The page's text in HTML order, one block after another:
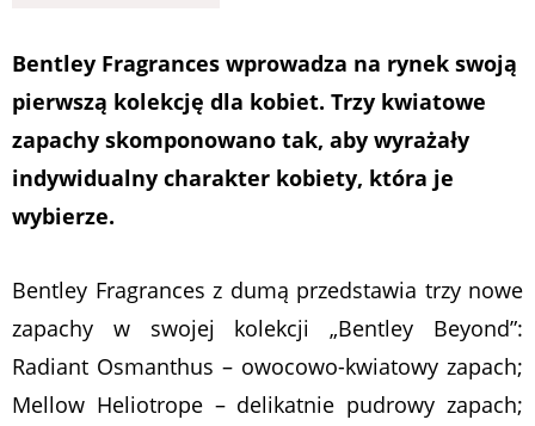
Bentley Fragrances wprowadza na rynek swoją
pierwszą kolekcję dla kobiet. Trzy kwiatowe
zapachy skomponowano tak, aby wyrażały
indywidualny charakter kobiety, która je
wybierze.
Bentley Fragrances z dumą przedstawia trzy nowe
zapachy w swojej kolekcji „Bentley Beyond”:
Radiant Osmanthus – owocowo-kwiatowy zapach;
Mellow Heliotrope – delikatnie pudrowy zapach;